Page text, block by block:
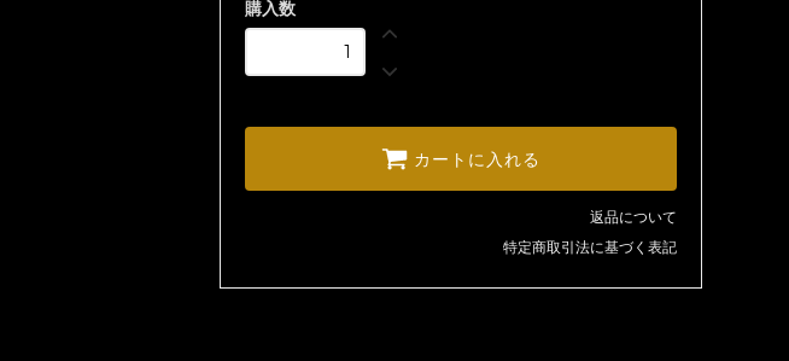
購入数
カートに入れる
返品について
特定商取引法に基づく表記